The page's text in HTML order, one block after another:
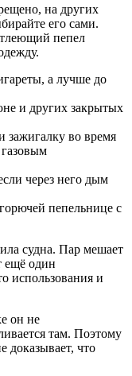
на других
его сами.
пепел
а лучше до
и других закрытых
зажигалку во время
через него дым
пепельнице с
судна. Пар мешает
ещё один
использования и
он не
там. Поэтому
доказывает, что